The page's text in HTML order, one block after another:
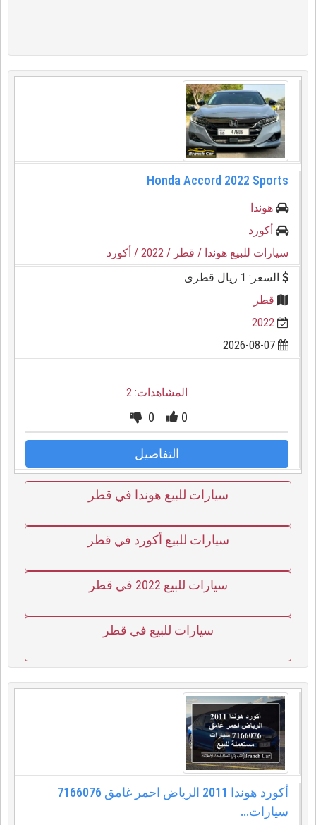
Honda Accord 2022 Sports
هوندا
أكورد
سيارات للبيع هوندا / قطر / 2022
/ أكورد
السعر: 1 ريال قطرى
قطر
2022
المشاهدات: 2
0
0
التفاصيل
سيارات للبيع هوندا في قطر
سيارات للبيع أكورد في قطر
سيارات للبيع 2022 في قطر
سيارات للبيع في قطر
أكورد هوندا 2011 الرياض احمر غامق 7166076
سيارات...